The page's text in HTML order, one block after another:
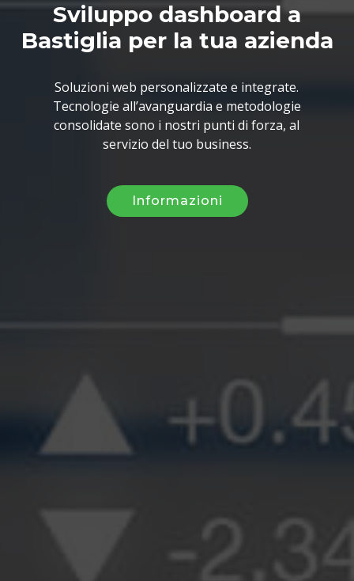
Sviluppo dashboard a
Bastiglia per la tua azienda
Soluzioni web personalizzate e integrate.
Tecnologie all’avanguardia e metodologie
consolidate sono i nostri punti di forza, al
servizio del tuo business.
Informazioni